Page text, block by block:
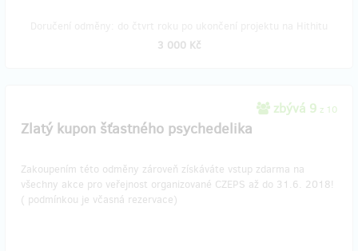
3 000 Kč
zbývá 9 z 10
Zlatý kupon šťastného psychedelika
Zakoupením této odměny zároveň získáváte vstup zdarma na
všechny akce pro veřejnost organizované CZEPS až do 31.6. 2018!
( podmínkou je včasná rezervace)